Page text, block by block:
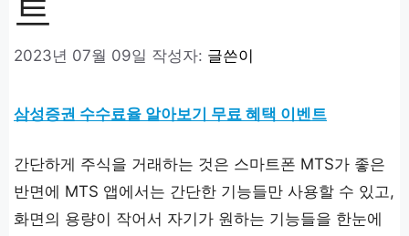
트
2023년 07월 09일 작성자: 글쓴이
삼성증권 수수료율 알아보기 무료 혜택 이벤트
간단하게 주식을 거래하는 것은 스마트폰 MTS가 좋은
반면에 MTS 앱에서는 간단한 기능들만 사용할 수 있고,
화면의 용량이 작어서 자기가 원하는 기능들을 한눈에